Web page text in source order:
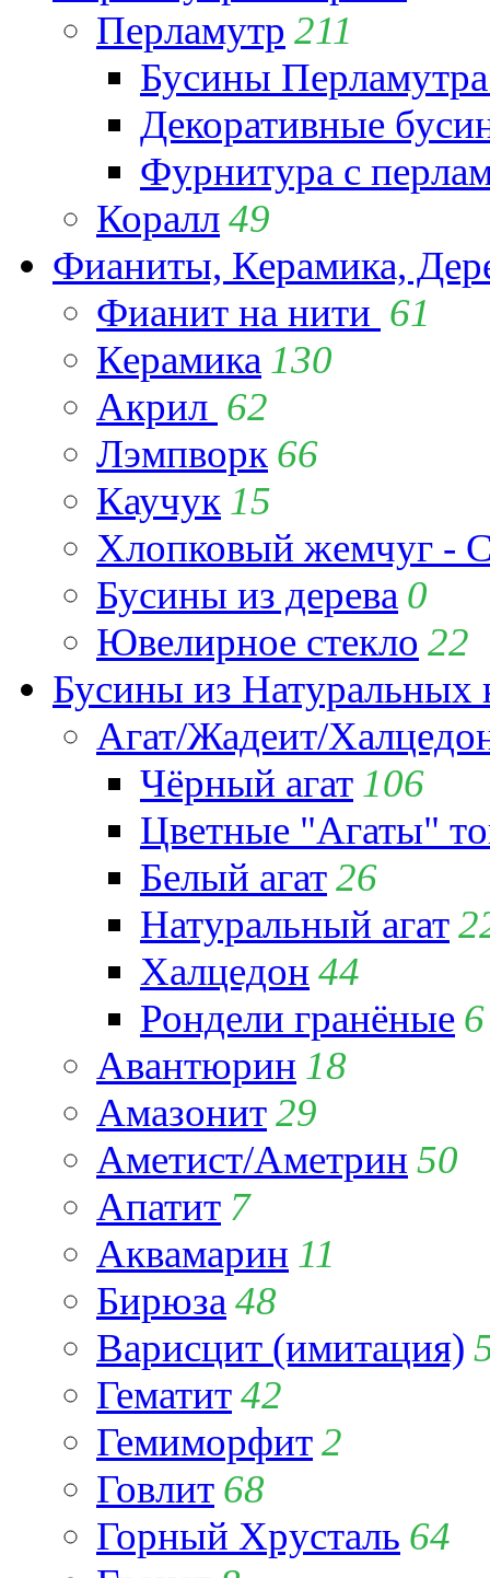
Перламутр 211
Бусины
Декоративные
Фурнитура с
Коралл49
Фианиты, Керамика,
Фианит на нити 61
Керамика 130
Акрил 62
Лэмпворк 66
Каучук 15
Хлопковый жемчуг -
Бусины из дерева 0
Ювелирное стекло 22
Бусины из Натуральных
Агат/Жадеит/
Чёрный агат 106
Цветные "Агаты"
Белый агат26
Натуральный агат
Халцедон 44
Рондели гранёные 6
Авантюрин 18
Амазонит29
Аметист/Аметрин 50
Апатит 7
Аквамарин 11
Бирюза 48
Варисцит (имитация)
Гематит42
Гемиморфит2
Говлит 68
Горный Хрусталь 64